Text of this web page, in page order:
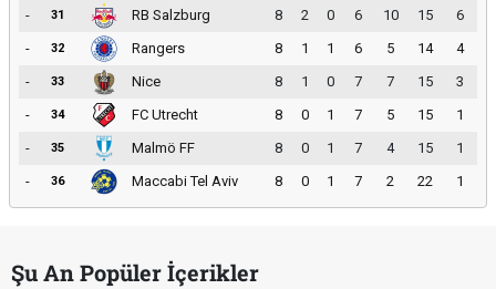
-
31 RB Salzburg 8 2 0 6 10 15
6
-
32 Rangers 8 1 1 6 5 14
4
-
33 Nice 8 1 0 7 7 15
3
-
34 FC Utrecht 8 0 1 7 5 15
1
-
35 Malmö FF 8 0 1 7 4 15
1
-
36 Maccabi Tel Aviv 8 0 1 7 2 22 1
Şu An Popüler İçerikler